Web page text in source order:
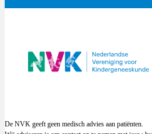
De NVK geeft geen medisch advies aan patiënten.